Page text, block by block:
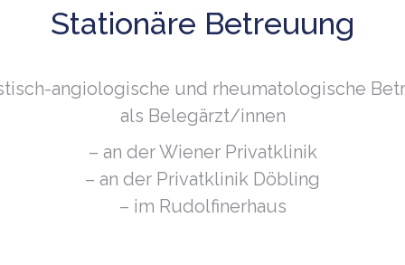
Stationäre Betreuung
angiologische und rheumatologische
als Belegärzt/innen
– an der Wiener Privatklinik
– an der Privatklinik Döbling
– im Rudolfinerhaus